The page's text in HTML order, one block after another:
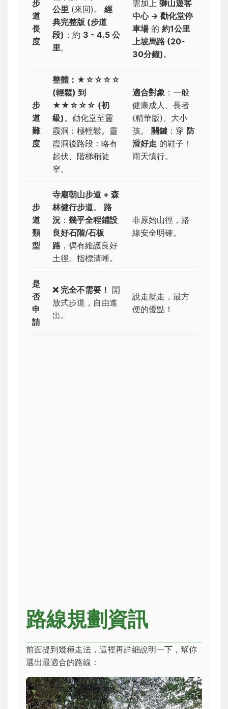
步
道
長
度
公里 (來回)。 經
典完整版 (步道
段) ：約 3 - 4.5 公
里。
需加上 獅山遊客
中心 → 勸化堂停
車場的 約1公里
上坡馬路 (20-
30分鐘) 。
步
道
難
度
整體：★☆☆☆☆
(輕鬆) 到
★★☆☆☆ (初
級) 。勸化堂至靈
霞洞：極輕鬆。靈
霞洞後路段：略有
起伏、階梯稍陡
窄。
適合對象 ：一般
健康成人、長者
(精華版)、大小
孩。 關鍵 ：穿 防
滑好走 的鞋子！
雨天慎行。
步
道
類
型
寺廟朝山步道 + 森
林健行步道。 路
況 ： 幾乎全程鋪設
良好石階/石板
路 ，偶有維護良好
土徑。指標清晰。
非原始山徑，路
線安全明確。
是
否
申
請
❌ 完全不需要！ 開
放式步道，自由進
出。
說走就走，最方
便的優點！
路線規劃資訊
前面提到幾種走法，這裡再詳細說明一下，幫你
選出最適合的路線：